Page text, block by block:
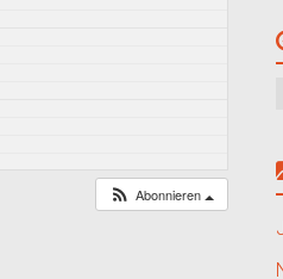
Abonnieren